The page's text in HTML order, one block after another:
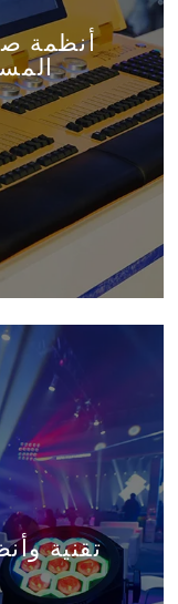
أنظمة
تقنية